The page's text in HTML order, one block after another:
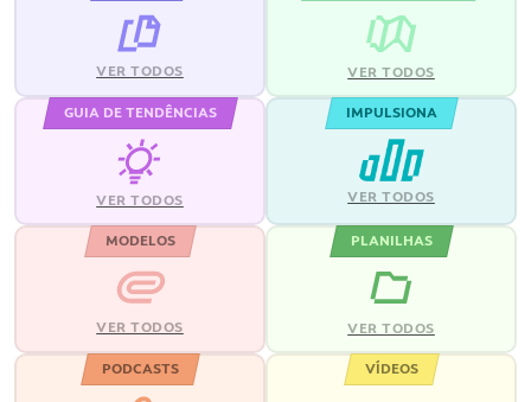
VER TODOS VER TODOS
GUIA DE TENDÊNCIAS
VER TODOS
IMPULSIONA
VER TODOS
MODELOS
VER TODOS
PLANILHAS
VER TODOS
PODCASTS VÍDEOS